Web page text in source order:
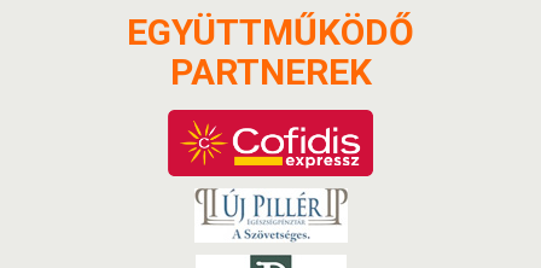
EGYÜTTMŰKÖDŐ
PARTNEREK